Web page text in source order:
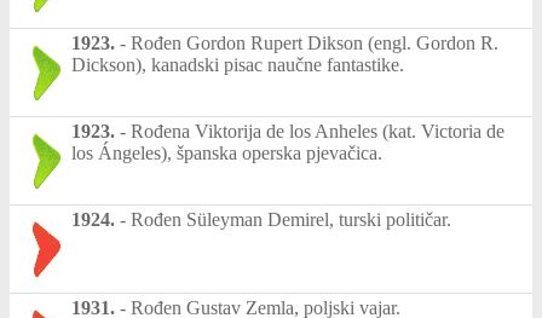
1923. - Rođen Gordon Rupert Dikson (engl. Gordon R.
Dickson), kanadski pisac naučne fantastike.
1923. - Rođena Viktorija de los Anheles (kat. Victoria de
los Ángeles), španska operska pjevačica.
1924. - Rođen Süleyman Demirel, turski političar.
1931. - Rođen Gustav Zemla, poljski vajar.